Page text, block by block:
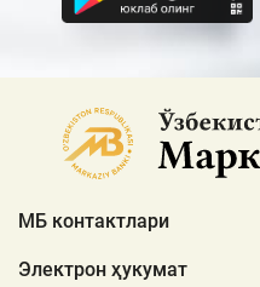
МБ контактлари
Электрон ҳукумат